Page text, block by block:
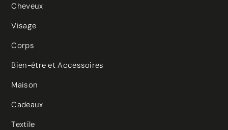
Cheveux
Visage
Corps
Bien-être et Accessoires
Maison
Cadeaux
Textile